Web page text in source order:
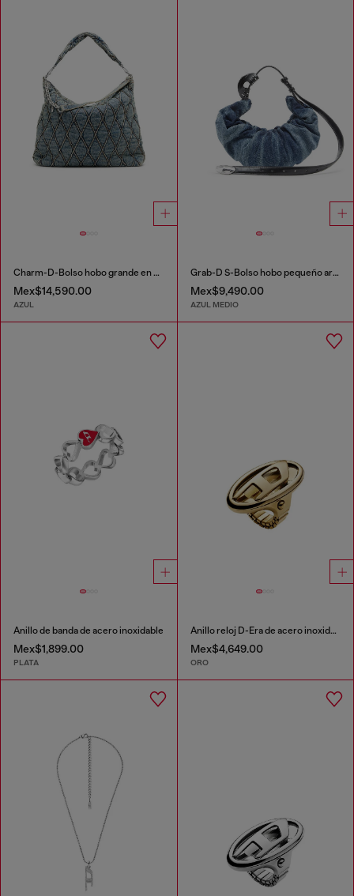
Charm-D-Bolso hobo grande en denim acolchado con motivo argyle
Mex$14,590.00
AZUL
Grab-D S-Bolso hobo pequeño arrugado en denim tratado
Mex$9,490.00
AZUL MEDIO
Anillo de banda de acero inoxidable
Mex$1,899.00
PLATA
Anillo reloj D-Era de acero inoxidable en tono dorado
Mex$4,649.00
ORO